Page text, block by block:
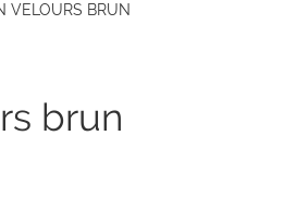
VELOURS BRUN
brun